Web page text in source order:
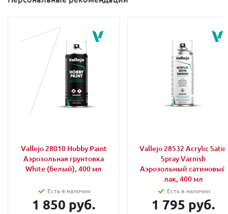
Vallejo 28010 Hobby Paint
Аэрозольная грунтовка
White (белый), 400 мл
Есть в наличии
1 850 руб.
Vallejo 28532 Acrylic Satin
Spray Varnish
Аэрозольный сатиновый
лак, 400 мл
Есть в наличии
1 795 руб.